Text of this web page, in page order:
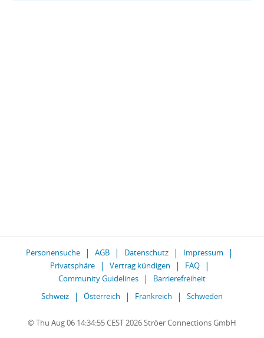
Personensuche AGB Datenschutz
Impressum
Privatsphäre
Vertrag kündigen
FAQ
Community Guidelines
Barrierefreiheit
Schweiz
Österreich Frankreich Schweden
© Thu Aug 06 14:34:55 CEST 2026 Ströer Connections GmbH